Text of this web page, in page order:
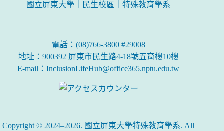
國立屏東大學｜民生校區｜特殊教育學系
電話：(08)766-3800 #29008
地址：900392 屏東市民生路4-18號五育樓10樓
E-mail：InclusionLifeHub@office365.nptu.edu.tw
Copyright © 2024–2026. 國立屏東大學特殊教育學系. All